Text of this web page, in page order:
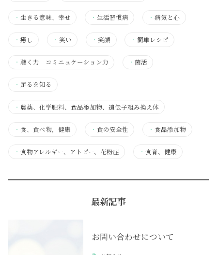
・ 生きる意味、幸せ ・生活習慣病 ・病気と心
・ 癒し ・笑い ・笑顔 ・ 簡単レシピ
・ 聴く力 コミニュケーション力 ・菌活
・ 足るを知る
・ 農薬、化学肥料、食品添加物、遺伝子組み換え体
・ 食、食べ物，健康 ・ 食の安全性 ・ 食品添加物
・ 食物アレルギー、アトピー、花粉症 ・ 食育、健康
最新記事
お問い合わせについて